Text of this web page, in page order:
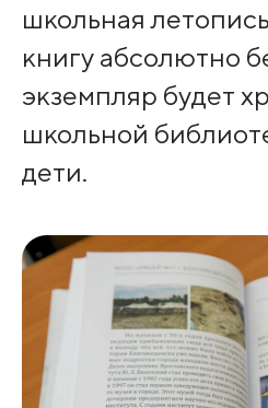
школьная
книгу абсолютно
экземпляр будет
школьной
дети.